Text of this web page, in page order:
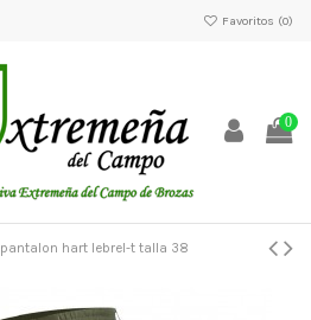
Favoritos (0)
0
pantalon hart lebrel-t talla 38